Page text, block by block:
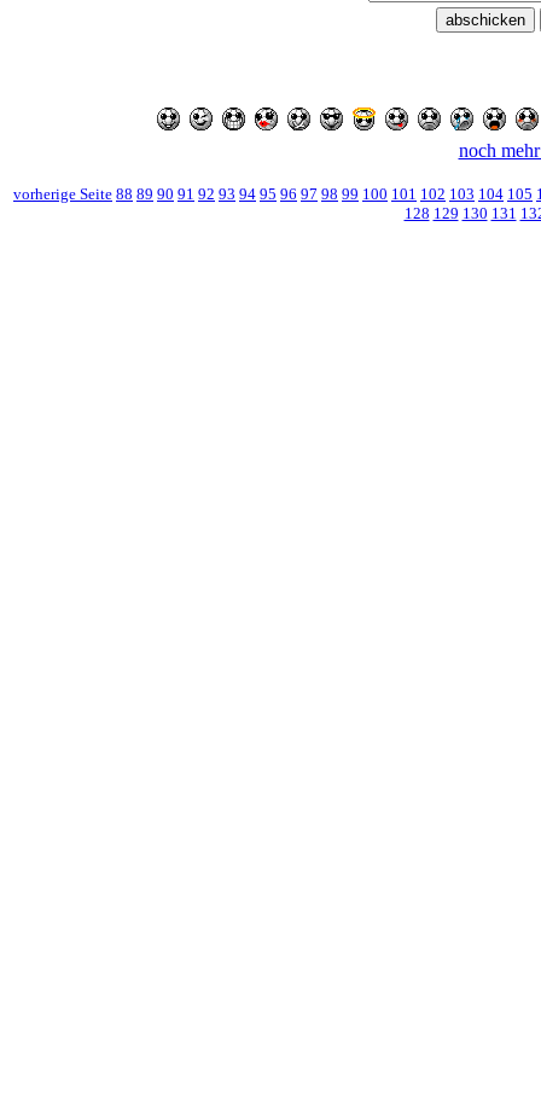
noch
vorherige Seite 88 89 90 91 92 93 94 95 96 97 98 99 100 101 102 103 104 105
128 129 130 131